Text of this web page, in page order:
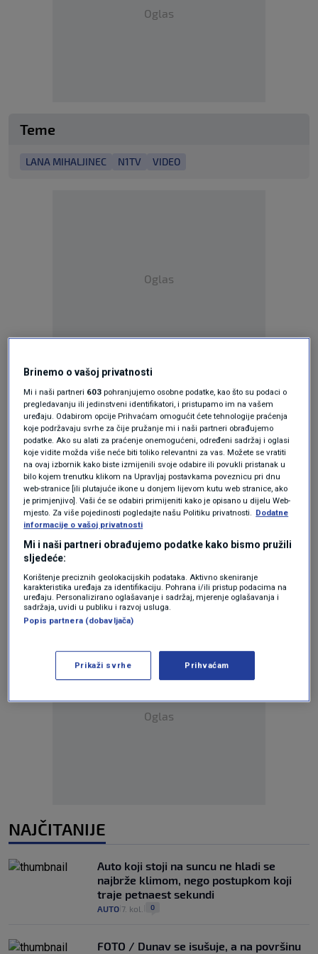
Oglas
Teme
LANA MIHALJINEC N1TV VIDEO
Oglas
KAKVO JE TVOJE MIŠLJENJE O OVOME?
Pridruži se raspravi ili pročitaj komentare
Pošalji komentar
Pročitaj komentare (1)
Pratite nas na društvenim mrežama
Oglas
NAJČITANIJE
Auto koji stoji na suncu ne hladi se
najbrže klimom, nego postupkom koji
traje petnaest sekundi
AUTO 7. kol. 0
FOTO / Dunav se isušuje, a na površinu
Brinemo o vašoj privatnosti
Mi i naši partneri 603 pohranjujemo osobne podatke, kao što su podaci o
pregledavanju ili jedinstveni identifikatori, i pristupamo im na vašem
uređaju. Odabirom opcije Prihvaćam omogućit ćete tehnologije praćenja
koje podržavaju svrhe za čije pružanje mi i naši partneri obrađujemo
podatke. Ako su alati za praćenje onemogućeni, određeni sadržaj i oglasi
koje vidite možda više neće biti toliko relevantni za vas. Možete se vratiti
na ovaj izbornik kako biste izmijenili svoje odabire ili povukli pristanak u
bilo kojem trenutku klikom na Upravljaj postavkama poveznicu pri dnu
web-stranice [ili plutajuće ikone u donjem lijevom kutu web stranice, ako
je primjenjivo]. Vaši će se odabiri primijeniti kako je opisano u dijelu Web-
mjesto. Za više pojedinosti pogledajte našu Politiku privatnosti. Dodatne
informacije o vašoj privatnosti
Mi i naši partneri obrađujemo podatke kako bismo pružili
sljedeće:
Korištenje preciznih geolokacijskih podataka. Aktivno skeniranje
karakteristika uređaja za identifikaciju. Pohrana i/ili pristup podacima na
uređaju. Personalizirano oglašavanje i sadržaj, mjerenje oglašavanja i
sadržaja, uvidi u publiku i razvoj usluga.
Popis partnera (dobavljača)
Prikaži svrhe Prihvaćam